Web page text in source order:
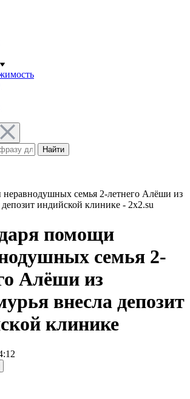
Найти
семья 2-летнего Алёши из
индийской клинике - 2x2.su
помощи
семья 2-
Алёши из
внесла депозит
клинике